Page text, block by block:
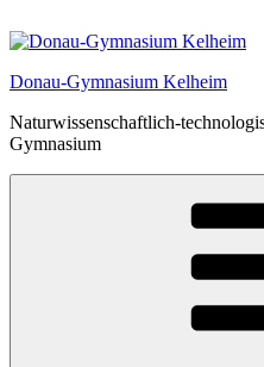
Inhalt
Donau-Gymnasium Kelheim
Naturwissenschaftlich-
Gymnasium